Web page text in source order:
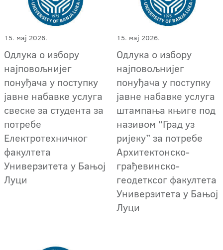
15. мај 2026.
Одлука о избору
најповољнијег
понуђача у поступку
јавне набавке услуга
свеске за студента за
потребе
Електротехничког
факултета
Универзитета у Бањој
Луци
15. мај 2026.
Одлука о избору
најповољнијег
понуђача у поступку
јавне набавке услуга
штампања књиге под
називом “Град уз
ријеку” за потребе
Архитектонско-
грађевинско-
геодетксог факултета
Универзитета у Бањој
Луци